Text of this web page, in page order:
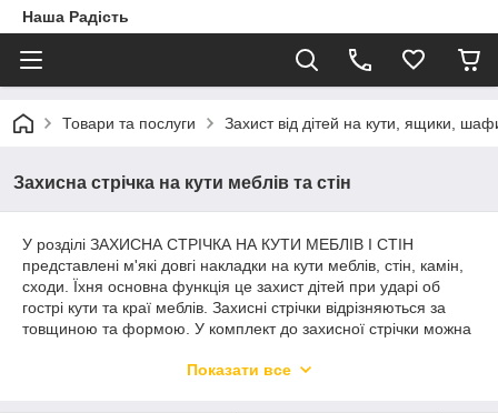
Наша Радість
Товари та послуги Захист від дітей на кути, ящики,
Захисна стрічка на кути меблів та стін
У розділі ЗАХИСНА СТРІЧКА НА КУТИ МЕБЛІВ І СТІН
представлені м'які довгі накладки на кути меблів, стін, камін,
сходи. Їхня основна функція це захист дітей при ударі об
гострі кути та краї меблів. Захисні стрічки відрізняються за
товщиною та формою. У комплект до захисної стрічки можна
скотч і досить міцно за його допомогою тримаються на
Показати все